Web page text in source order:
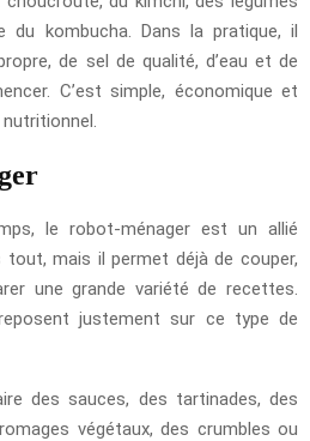
du kombucha. Dans la pratique, il
de sel de qualité, d’eau et de
C’est simple, économique et
le robot-ménager est un allié
tout, mais il permet déjà de couper,
une grande variété de recettes.
justement sur ce type de
des sauces, des tartinades, des
végétaux, des crumbles ou